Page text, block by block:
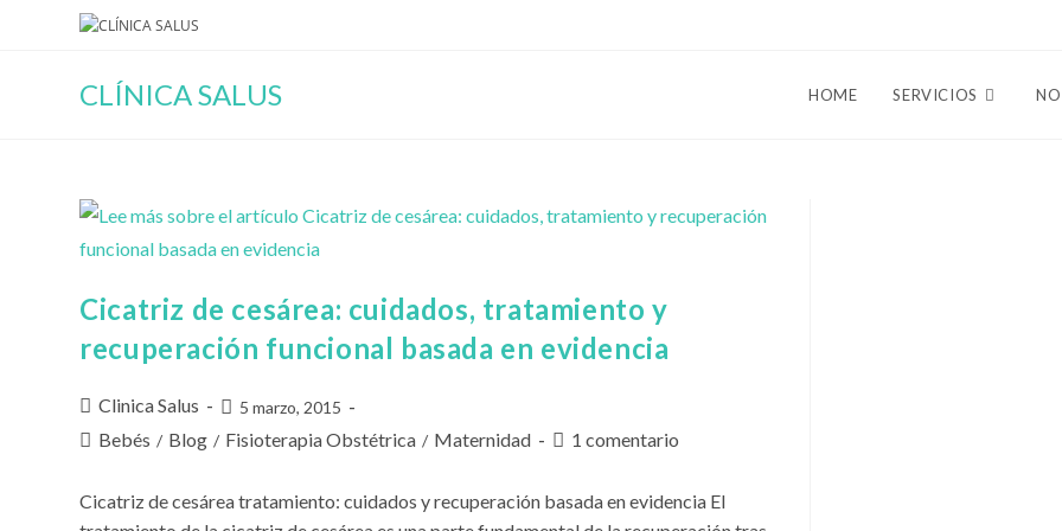
CLÍNICA SALUS HOME SERVICIOS
Cicatriz de cesárea: cuidados, tratamiento y
recuperación funcional basada en evidencia
Autor
la
Clinica Salus
Publicación
de
5 marzo, 2015
Categoría
entrada:
Bebés / Blog / Fisioterapia Obstétrica / Maternidad
Comentarios
entrada:
1 comentario
Cicatriz de cesárea tratamiento: cuidados y recuperación basada en evidencia El